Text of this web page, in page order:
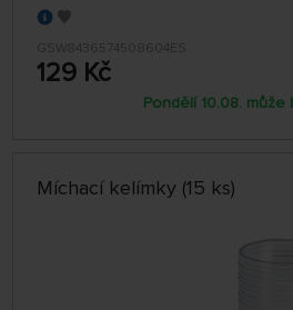
GSW8436574508604ES
129 Kč
Pondělí 10.08. může
Míchací kelímky (15 ks)